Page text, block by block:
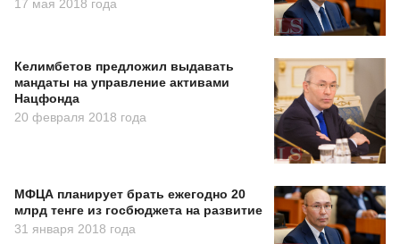
17 мая 2018 года
Келимбетов предложил выдавать
мандаты на управление активами
Нацфонда
20 февраля 2018 года
МФЦА планирует брать ежегодно 20
млрд тенге из госбюджета на развитие
31 января 2018 года